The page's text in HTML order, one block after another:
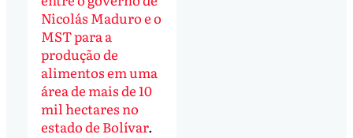
Nicolás Maduro e o
MST para a
produção de
alimentos em uma
área de mais de 10
mil hectares no
estado de Bolívar.